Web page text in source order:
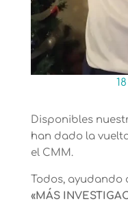
Disponibles
han dado la
el CMM.
Todos, ayudando
«MÁS